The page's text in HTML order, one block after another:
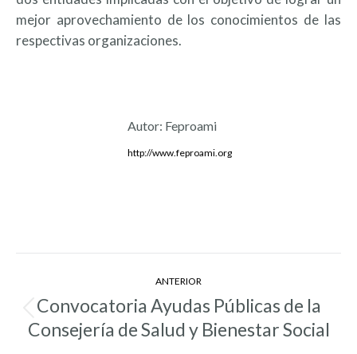
mejor aprovechamiento de los conocimientos de las
respectivas organizaciones.
Autor: Feproami
http://www.feproami.org
Navegación
entre
entradas
ANTERIOR
Entrada
anterior:
Convocatoria Ayudas Públicas de la
Consejería de Salud y Bienestar Social